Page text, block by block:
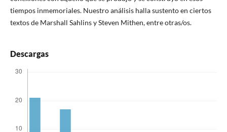
tiempos inmemoriales. Nuestro análisis halla sustento en ciertos
textos de Marshall Sahlins y Steven Mithen, entre otras/os.
Descargas